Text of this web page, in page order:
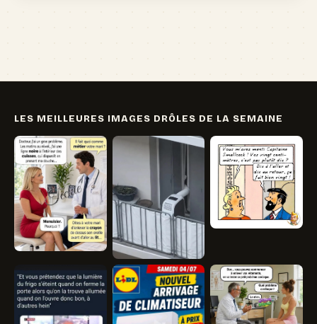
LES MEILLEURES IMAGES DRÔLES DE LA SEMAINE